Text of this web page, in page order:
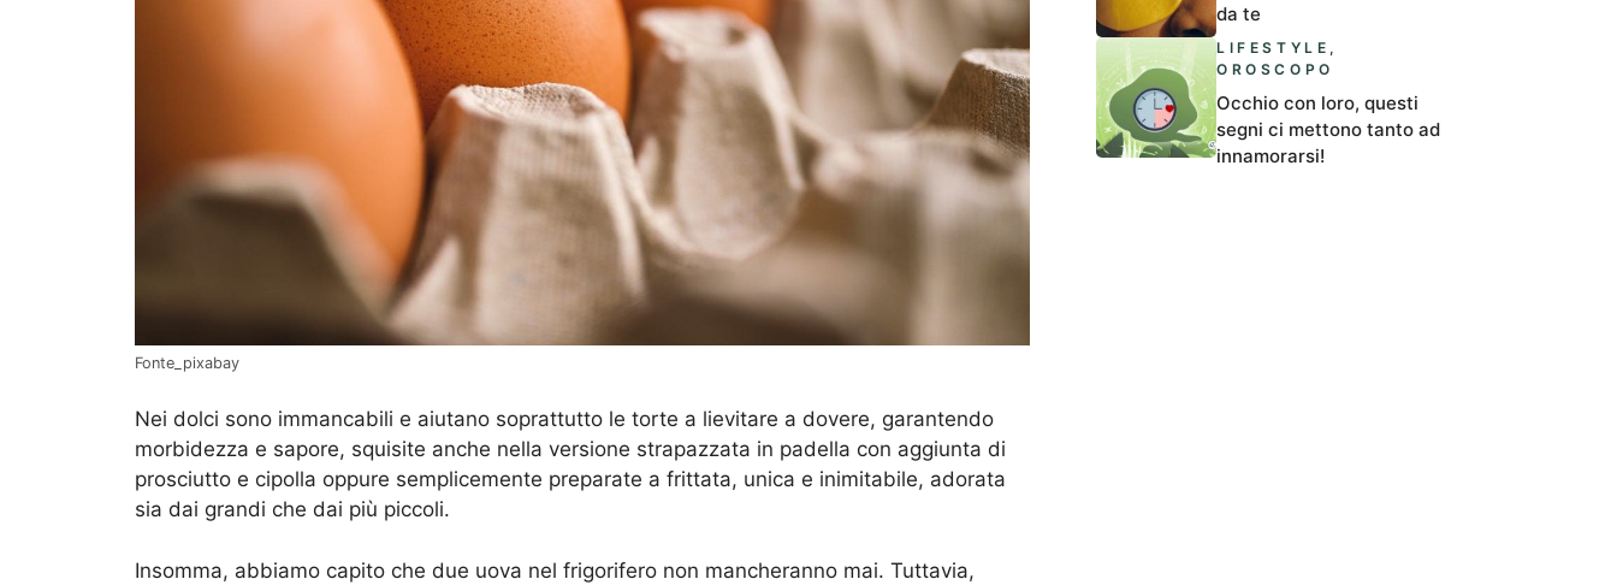
Fonte_pixabay
Nei dolci sono immancabili e aiutano soprattutto le torte a lievitare a dovere, garantendo
morbidezza e sapore, squisite anche nella versione strapazzata in padella con aggiunta di
prosciutto e cipolla oppure semplicemente preparate a frittata, unica e inimitabile, adorata
sia dai grandi che dai più piccoli.
Insomma, abbiamo capito che due uova nel frigorifero non mancheranno mai. Tuttavia,
da te
LIFESTYLE ,
OROSCOPO
Occhio con loro, questi
segni ci mettono tanto ad
innamorarsi!